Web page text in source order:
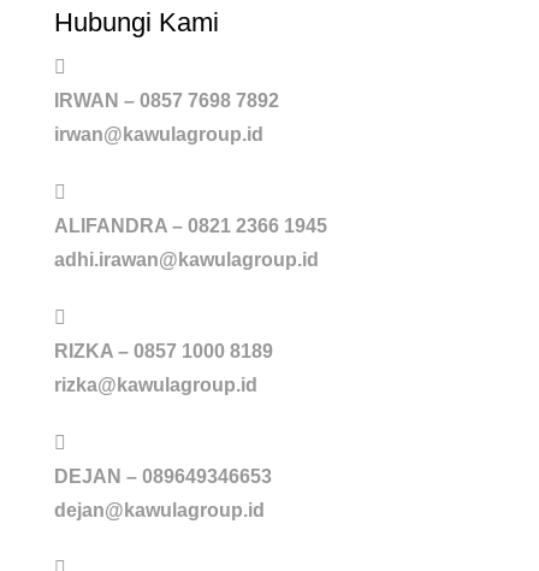
Hubungi Kami
IRWAN – 0857 7698 7892
irwan@kawulagroup.id
ALIFANDRA – 0821 2366 1945
adhi.irawan@kawulagroup.id
RIZKA – 0857 1000 8189
rizka@kawulagroup.id
DEJAN – 089649346653
dejan@kawulagroup.id